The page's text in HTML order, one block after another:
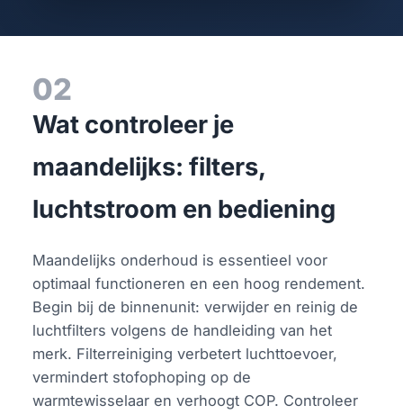
02
Wat controleer je
maandelijks: filters,
luchtstroom en bediening
Maandelijks onderhoud is essentieel voor
optimaal functioneren en een hoog rendement.
Begin bij de binnenunit: verwijder en reinig de
luchtfilters volgens de handleiding van het
merk. Filterreiniging verbetert luchttoevoer,
vermindert stofophoping op de
warmtewisselaar en verhoogt COP. Controleer